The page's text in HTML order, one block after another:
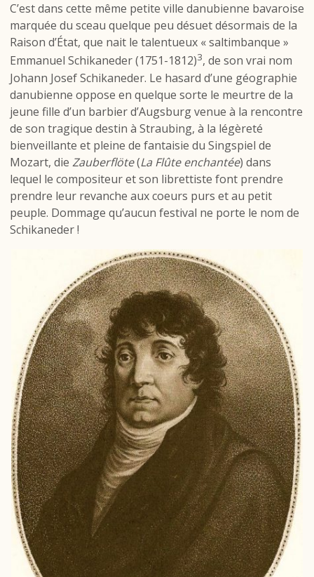
C’est dans cette même petite ville danubienne bavaroise
marquée du sceau quelque peu désuet désormais de la
Raison d’État, que nait le talentueux « saltimbanque »
Emmanuel Schikaneder (1751-1812)3, de son vrai nom
Johann Josef Schikaneder. Le hasard d’une géographie
danubienne oppose en quelque sorte le meurtre de la
jeune fille d’un barbier d’Augsburg venue à la rencontre
de son tragique destin à Straubing, à la légèreté
bienveillante et pleine de fantaisie du Singspiel de
Mozart, die Zauberflöte(La Flûte enchantée) dans
lequel le compositeur et son librettiste font prendre
prendre leur revanche aux coeurs purs et au petit
peuple. Dommage qu’aucun festival ne porte le nom de
Schikaneder !